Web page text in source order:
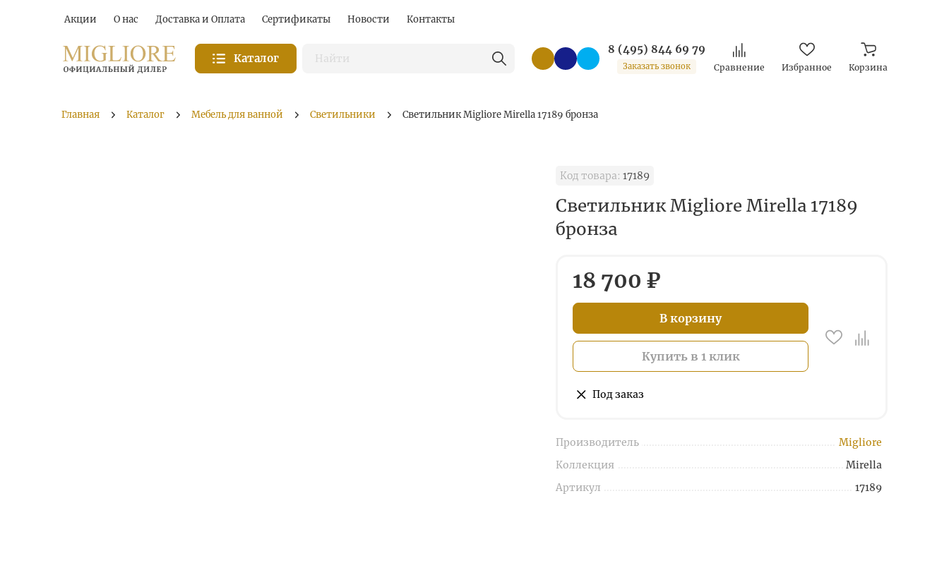
Акции О нас Доставка и Оплата Сертификаты Новости Контакты
Каталог
8 (495) 844 69 79
Заказать звонок Сравнение Избранное Корзина
Главная Каталог Мебель для ванной Светильники Светильник Migliore Mirella 17189 бронза
Код товара: 17189
Светильник Migliore Mirella 17189
бронза
18 700 ₽
В корзину
Купить в 1 клик
Под заказ
Производитель
Migliore
Коллекция
Mirella
Артикул
17189